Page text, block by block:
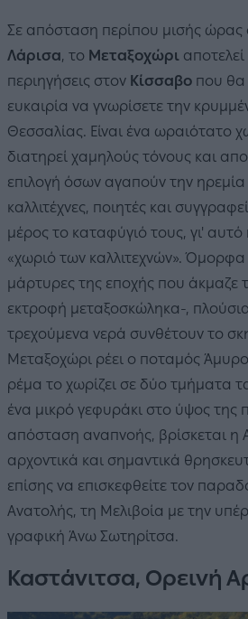
Σε απόσταση περίπου μισής ώρας
Λάρισα, το Μεταξοχώρι
περιηγήσεις στον Κίσσαβο που θα
ευκαιρία να γνωρίσετε την
Θεσσαλίας. Είναι ένα ωραιότατο
διατηρεί χαμηλούς τόνους και
επιλογή όσων αγαπούν την
καλλιτέχνες, ποιητές και
μέρος το καταφύγιό τους, γι' αυτό
«χωριό των καλλιτεχνών».
μάρτυρες της εποχής που άκμαζε
εκτροφή μεταξοσκώληκα-,
τρεχούμενα νερά συνθέτουν το
Μεταξοχώρι ρέει ο ποταμός
ρέμα το χωρίζει σε δύο τμήματα
ένα μικρό γεφυράκι στο ύψος της
απόσταση αναπνοής, βρίσκεται η
αρχοντικά και σημαντικά
επίσης να επισκεφθείτε τον
Ανατολής, τη Μελιβοία με την
γραφική Άνω Σωτηρίτσα.
Καστάνιτσα, Ορεινή